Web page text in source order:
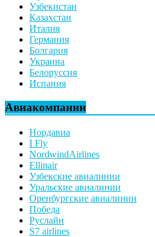
Узбекистан
Казахстан
Италия
Германия
Болгария
Украина
Белоруссия
Испания
Авиакомпании
Нордавиа
I Fly
NordwindAirlines
Ellinair
Узбекские авиалинии
Уральские авиалинии
Оренбургские авиалинии
Победа
Руслайн
S7 airlines